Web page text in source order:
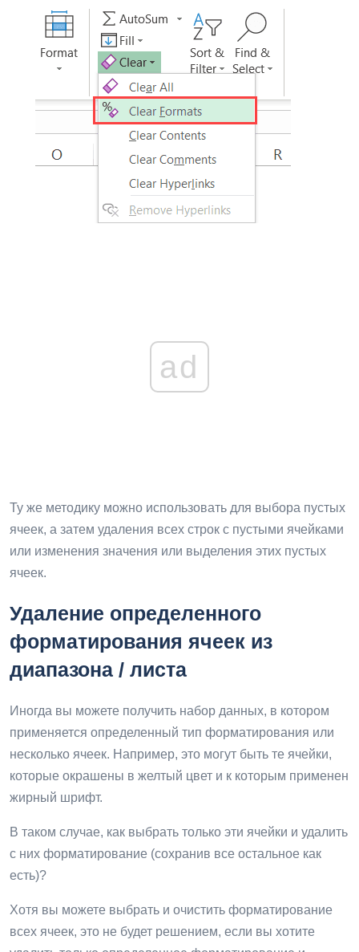
ad
Ту же методику можно использовать для выбора пустых
ячеек, а затем удаления всех строк с пустыми ячейками
или изменения значения или выделения этих пустых
ячеек.
Удаление определенного
форматирования ячеек из
диапазона / листа
Иногда вы можете получить набор данных, в котором
применяется определенный тип форматирования или
несколько ячеек. Например, это могут быть те ячейки,
которые окрашены в желтый цвет и к которым применен
жирный шрифт.
В таком случае, как выбрать только эти ячейки и удалить
с них форматирование (сохранив все остальное как
есть)?
Хотя вы можете выбрать и очистить форматирование
всех ячеек, это не будет решением, если вы хотите